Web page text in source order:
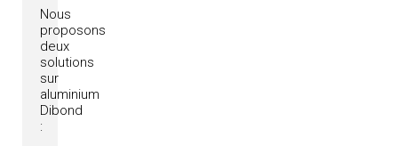
Nous
proposons
deux
solutions
sur
aluminium
Dibond
: